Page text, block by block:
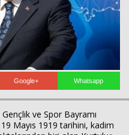
Google+ Whatsapp
ve Spor Bayramı
19 Mayıs 1919 tarihini, kadim
KÜNYE
İLETİŞİM